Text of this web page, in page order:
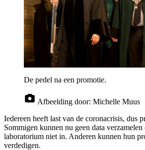
De pedel na een promotie.
Afbeelding door: Michelle Muus
Iedereen heeft last van de coronacrisis, dus
Sommigen kunnen nu geen data
laboratorium niet in. Anderen kunnen hun
verdedigen.